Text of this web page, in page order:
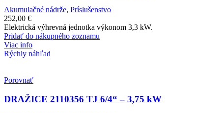
Akumulačné nádrže, Príslušenstvo
252,00 €
Elektrická výhrevná jednotka výkonom 3,3 kW.
Pridať do nákupného zoznamu
Viac info
Rýchly náhľad
Porovnať
DRAŽICE 2110356 TJ 6/4“ – 3,75 kW